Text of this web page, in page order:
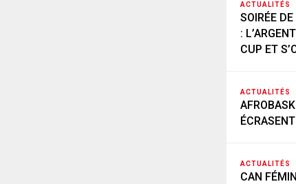
ACTUALITÉS
SOIRÉE
:
CUP ET
ACTUALITÉS
ACTUALITÉS
CAN